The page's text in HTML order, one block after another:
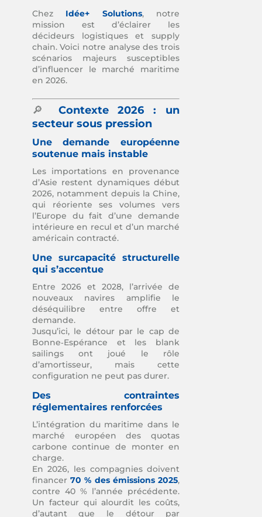
Chez Idée+ Solutions, notre
mission est d’éclairer les
décideurs logistiques et supply
chain. Voici notre analyse des trois
scénarios majeurs susceptibles
d’influencer le marché maritime
en 2026.
🔎 Contexte 2026 : un
secteur sous pression
Une demande européenne
soutenue mais instable
Les importations en provenance
d’Asie restent dynamiques début
2026, notamment depuis la Chine,
qui réoriente ses volumes vers
l’Europe du fait d’une demande
intérieure en recul et d’un marché
américain contracté.
Une surcapacité structurelle
qui s’accentue
Entre 2026 et 2028, l’arrivée de
nouveaux navires amplifie le
déséquilibre entre offre et
demande.
Jusqu’ici, le détour par le cap de
Bonne‑Espérance et les blank
sailings ont joué le rôle
d’amortisseur, mais cette
configuration ne peut pas durer.
Des contraintes
réglementaires renforcées
L’intégration du maritime dans le
marché européen des quotas
carbone continue de monter en
charge.
En 2026, les compagnies doivent
financer70 % des émissions 2025,
contre 40 % l’année précédente.
Un facteur qui alourdit les coûts,
d’autant que le détour par